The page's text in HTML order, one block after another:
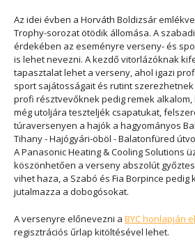
Az idei évben a Horváth Boldizsár
Trophy-sorozat ötödik állomása. A
érdekében az eseményre verseny- és
is lehet nevezni. A kezdő vitorlázóknak
tapasztalat lehet a verseny, ahol igazi
sport sajátosságait és rutint
profi résztvevőknek pedig remek alkalom,
még utoljára teszteljék csapatukat,
túraversenyen a hajók a hagyományos
Tihany - Hajógyári-öböl - Balatonfüred
A Panasonic Heating & Cooling Solutions
köszönhetően a verseny abszolút
vihet haza, a Szabó és Fia Borpince pedig
jutalmazza a dobogósokat.
A versenyre előnevezni a BYC honlapján
regisztrációs űrlap kitöltésével lehet.